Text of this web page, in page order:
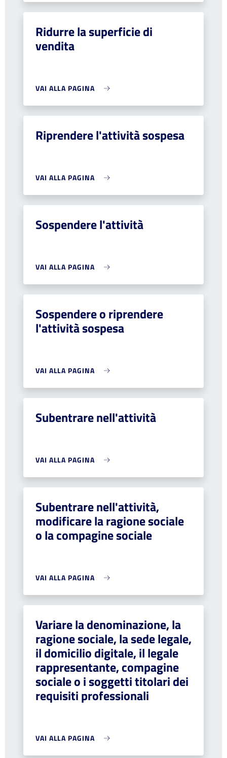
Ridurre la superficie di
vendita
VAI ALLA PAGINA
Riprendere l'attività sospesa
VAI ALLA PAGINA
Sospendere l'attività
VAI ALLA PAGINA
Sospendere o riprendere
l'attività sospesa
VAI ALLA PAGINA
Subentrare nell'attività
VAI ALLA PAGINA
Subentrare nell'attività,
modificare la ragione sociale
o la compagine sociale
VAI ALLA PAGINA
Variare la denominazione, la
ragione sociale, la sede legale,
il domicilio digitale, il legale
rappresentante, compagine
sociale o i soggetti titolari dei
requisiti professionali
VAI ALLA PAGINA